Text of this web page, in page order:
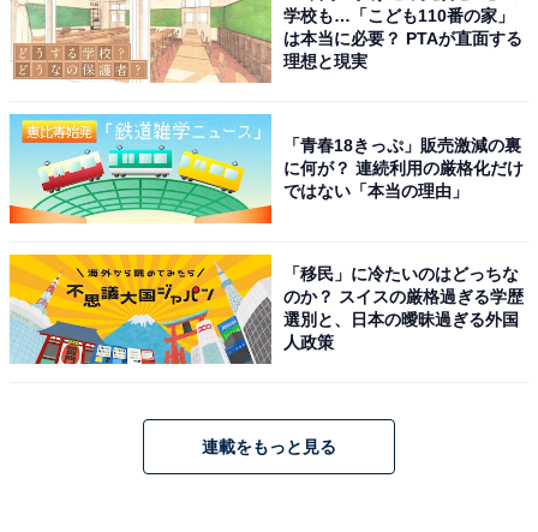
学校も…「こども110番の家」
は本当に必要？ PTAが直面する
理想と現実
「青春18きっぷ」販売激減の裏
に何が？ 連続利用の厳格化だけ
ではない「本当の理由」
「移民」に冷たいのはどっちな
のか？ スイスの厳格過ぎる学歴
選別と、日本の曖昧過ぎる外国
人政策
連載をもっと見る